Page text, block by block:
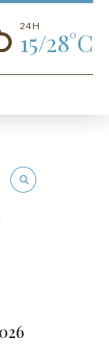
24 H
15/28°C